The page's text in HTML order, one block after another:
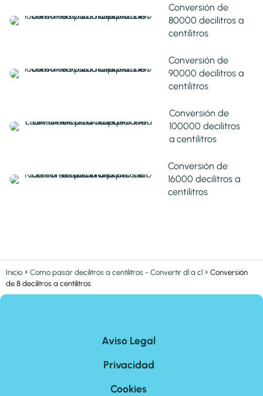
Conversión de
80000 decilitros a
centilitros
Conversión de
90000 decilitros a
centilitros
Conversión de
100000 decilitros
a centilitros
Conversión de
16000 decilitros a
centilitros
Inicio Como pasar decilitros a centilitros - Convertir dl a cl
Conversión
de 8 decilitros a centilitros
Aviso Legal
Privacidad
Cookies